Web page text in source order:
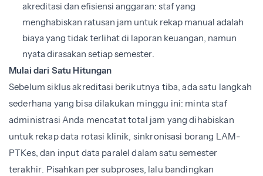
akreditasi dan efisiensi anggaran: staf yang
menghabiskan ratusan jam untuk rekap manual adalah
biaya yang tidak terlihat di laporan keuangan, namun
nyata dirasakan setiap semester.
Mulai dari Satu Hitungan
Sebelum siklus akreditasi berikutnya tiba, ada satu langkah
sederhana yang bisa dilakukan minggu ini: minta staf
administrasi Anda mencatat total jam yang dihabiskan
untuk rekap data rotasi klinik, sinkronisasi borang LAM-
PTKes, dan input data paralel dalam satu semester
terakhir. Pisahkan per subproses, lalu bandingkan